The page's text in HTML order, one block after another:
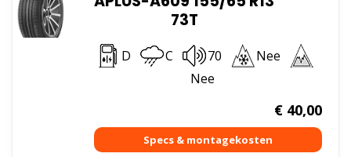
73T
D C 70
Nee
Nee
€40,00